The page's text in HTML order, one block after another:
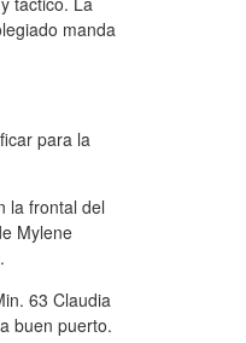
manda
para la
la frontal del
Mylene
63 Claudia
buen puerto.